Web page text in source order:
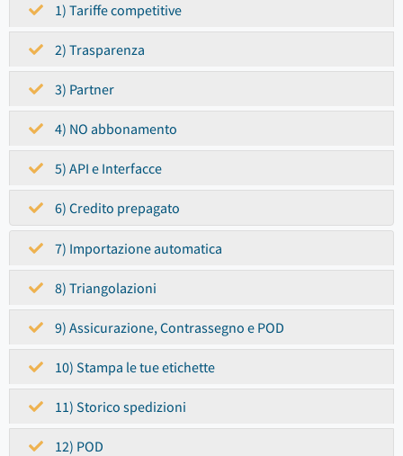
1) Tariffe competitive
2) Trasparenza
3) Partner
4) NO abbonamento
5) API e Interfacce
6) Credito prepagato
7) Importazione automatica
8) Triangolazioni
9) Assicurazione, Contrassegno e POD
10) Stampa le tue etichette
11) Storico spedizioni
12) POD